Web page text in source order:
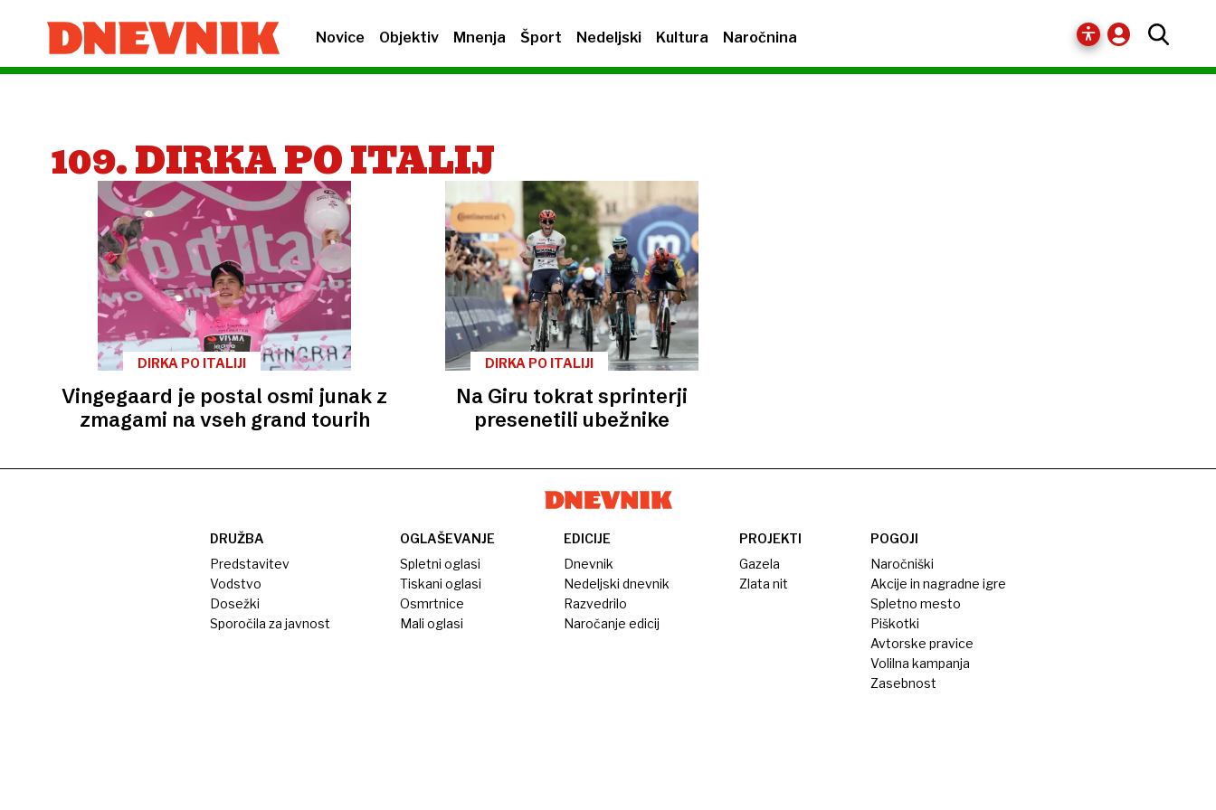
Novice Objektiv Mnenja Šport Nedeljski Kultura Naročnina
109. DIRKA PO ITALIJ
DIRKA PO ITALIJI
Vingegaard je postal osmi junak z
zmagami na vseh grand tourih
DIRKA PO ITALIJI
Na Giru tokrat sprinterji
presenetili ubežnike
DRUŽBA
Predstavitev
Vodstvo
Dosežki
Sporočila za javnost
OGLAŠEVANJE
Spletni oglasi
Tiskani oglasi
Osmrtnice
Mali oglasi
EDICIJE
Dnevnik
Nedeljski dnevnik
Razvedrilo
Naročanje edicij
PROJEKTI
Gazela
Zlata nit
POGOJI
Naročniški
Akcije in nagradne igre
Spletno mesto
Piškotki
Avtorske pravice
Volilna kampanja
Zasebnost